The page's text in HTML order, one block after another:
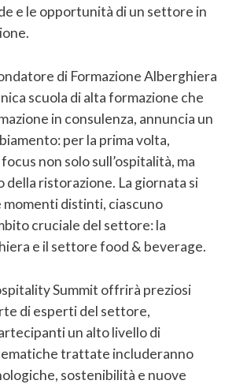
e le opportunità di un settore in
di Formazione Alberghiera
scuola di alta formazione che
in consulenza, annuncia un
per la prima volta,
non solo sull’ospitalità, ma
della ristorazione. La giornata si
momenti distinti, ciascuno
cruciale del settore: la
e il settore food & beverage.
Summit offrirà preziosi
di esperti del settore,
un alto livello di
trattate includeranno
sostenibilità e nuove